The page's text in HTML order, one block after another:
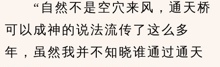
“自然不是空穴来风，通天桥
可以成神的说法流传了这么多
年，虽然我并不知晓谁通过通天